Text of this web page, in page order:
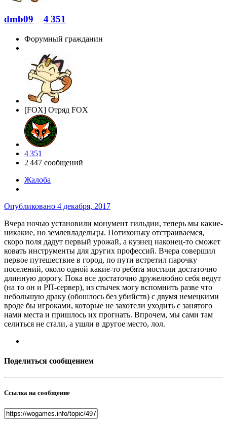
dmb09 4 351
Форумный гражданин
[FOX] Отряд FOX
4 351
2 447 сообщений
Жалоба
Опубликовано 4 декабря, 2017
Вчера ночью установили монумент гильдии, теперь мы какие-
никакие, но землевладельцы. Потихоньку отстраиваемся,
скоро поля дадут первый урожай, а кузнец наконец-то сможет
ковать инструменты для других профессий. Вчера совершил
первое путешествие в город, по пути встретил парочку
поселений, около одной какие-то ребята мостили достаточно
длинную дорогу. Пока все достаточно дружелюбно себя ведут
(на то он и РП-сервер), из стычек могу вспомнить разве что
небольшую драку (обошлось без убийств) с двумя немецкими
вроде бы игроками, которые не захотели уходить с занятого
нами места и пришлось их прогнать. Впрочем, мы сами там
селиться не стали, а ушли в другое место, лол.
Поделиться сообщением
Ссылка на сообщение